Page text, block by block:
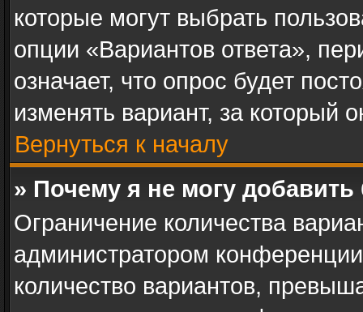
которые могут выбрать
опции «Вариантов ответа»,
означает, что опрос будет
изменять вариант, за который
Вернуться к началу
» Почему я не могу
Ограничение количества
администратором
количество вариантов,